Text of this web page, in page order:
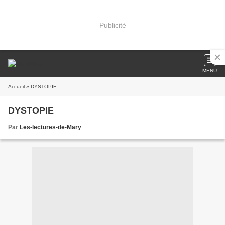
Publicité
MENU
Accueil » DYSTOPIE
DYSTOPIE
Par Les-lectures-de-Mary